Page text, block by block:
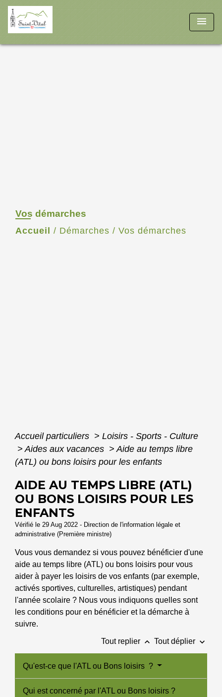
menu
Vos démarches
Accueil / Démarches / Vos démarches
Accueil particuliers > Loisirs - Sports - Culture
> Aides aux vacances > Aide au temps libre
(ATL) ou bons loisirs pour les enfants
AIDE AU TEMPS LIBRE (ATL)
OU BONS LOISIRS POUR LES
ENFANTS
Vérifié le 29 Aug 2022 - Direction de l'information légale et
administrative (Première ministre)
Vous vous demandez si vous pouvez bénéficier d'une
aide au temps libre (ATL) ou bons loisirs pour vous
aider à payer les loisirs de vos enfants (par exemple,
activés sportives, culturelles, artistiques) pendant
l'année scolaire ? Nous vous indiquons quelles sont
les conditions pour en bénéficier et la démarche à
suivre.
Tout replier keyboard_arrow_up Tout déplier keyboard_arrow_down
Qu'est-ce que l'ATL ou Bons loisirs ?
Qui est concerné par l'ATL ou Bons loisirs ?